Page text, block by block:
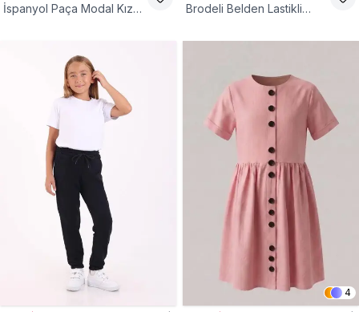
İspanyol Paça Modal Kız
Brodeli Belden Lastikli
4